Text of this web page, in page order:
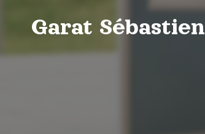
Garat Sébastien